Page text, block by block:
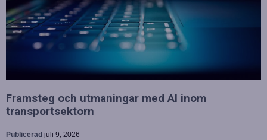
Framsteg och utmaningar med AI inom
transportsektorn
Publicerad juli 9, 2026